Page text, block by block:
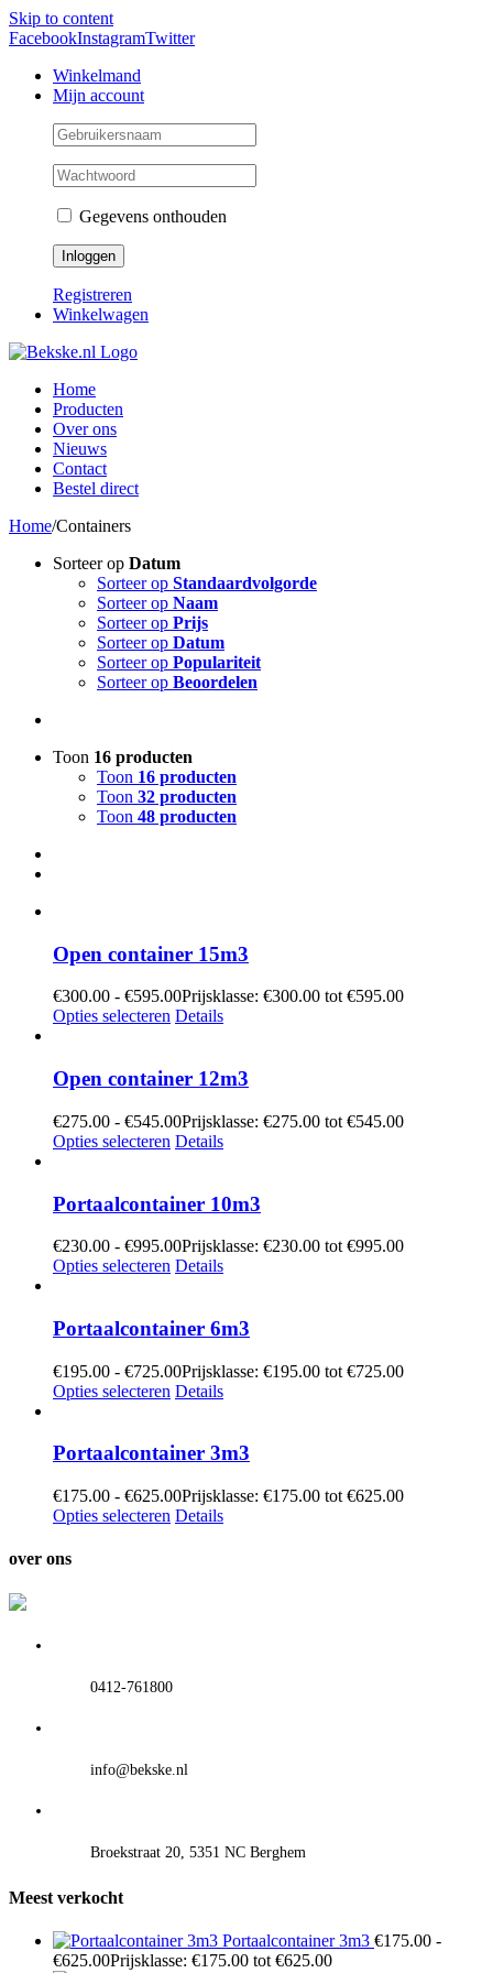
Skip to content
FacebookInstagramTwitter
Winkelmand
Mijn account
Gegevens onthouden
Registreren
Winkelwagen
Home
Producten
Over ons
Nieuws
Contact
Bestel direct
Home/Containers
Sorteer op Datum
Sorteer op Standaardvolgorde
Sorteer op Naam
Sorteer op Prijs
Sorteer op Datum
Sorteer op Populariteit
Sorteer op Beoordelen
Toon 16 producten
Toon 16 producten
Toon 32 producten
Toon 48 producten
Open container 15m3
€300.00 - €595.00Prijsklasse: €300.00 tot €595.00
Opties selecteren Details
Open container 12m3
€275.00 - €545.00Prijsklasse: €275.00 tot €545.00
Opties selecteren Details
Portaalcontainer 10m3
€230.00 - €995.00Prijsklasse: €230.00 tot €995.00
Opties selecteren Details
Portaalcontainer 6m3
€195.00 - €725.00Prijsklasse: €195.00 tot €725.00
Opties selecteren Details
Portaalcontainer 3m3
€175.00 - €625.00Prijsklasse: €175.00 tot €625.00
Opties selecteren Details
over ons
0412-761800
info@bekske.nl
Broekstraat 20, 5351 NC Berghem
Meest verkocht
Portaalcontainer 3m3 €175.00 -
€625.00Prijsklasse: €175.00 tot €625.00